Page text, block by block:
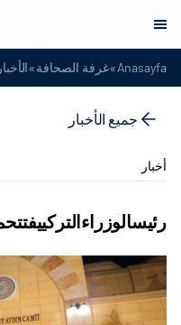
Anasayfa
»غرفة الصحافة»الأخبار
جميع الأخبار
أخبار